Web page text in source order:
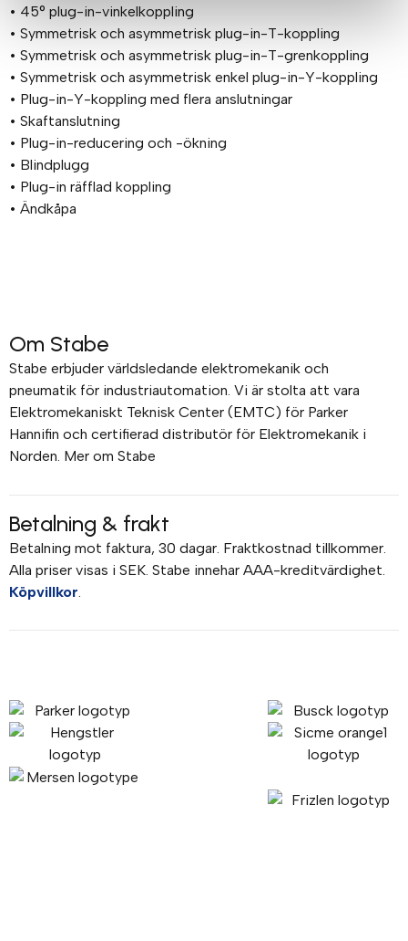
• 45° plug-in-vinkelkoppling
• Symmetrisk och asymmetrisk plug-in-T-koppling
• Symmetrisk och asymmetrisk plug-in-T-grenkoppling
• Symmetrisk och asymmetrisk enkel plug-in-Y-koppling
• Plug-in-Y-koppling med flera anslutningar
• Skaftanslutning
• Plug-in-reducering och -ökning
• Blindplugg
• Plug-in räfflad koppling
• Ändkåpa
Om Stabe
Stabe erbjuder världsledande elektromekanik och
pneumatik för industriautomation. Vi är stolta att vara
Elektromekaniskt Teknisk Center (EMTC) för Parker
Hannifin och certifierad distributör för Elektromekanik i
Norden. Mer om Stabe
Betalning & frakt
Betalning mot faktura, 30 dagar. Fraktkostnad tillkommer.
Alla priser visas i SEK. Stabe innehar AAA-kreditvärdighet.
Köpvillkor